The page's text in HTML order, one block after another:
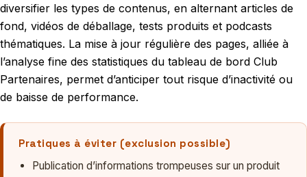
diversifier les types de contenus, en alternant articles de
fond, vidéos de déballage, tests produits et podcasts
thématiques. La mise à jour régulière des pages, alliée à
l’analyse fine des statistiques du tableau de bord Club
Partenaires, permet d’anticiper tout risque d’inactivité ou
de baisse de performance.
Pratiques à éviter (exclusion possible)
Publication d’informations trompeuses sur un produit